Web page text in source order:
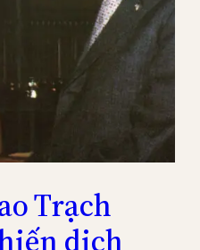
Trạch
dịch